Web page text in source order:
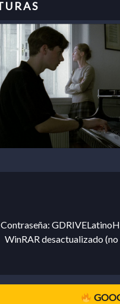
Contraseña:
WinRAR desactualizado